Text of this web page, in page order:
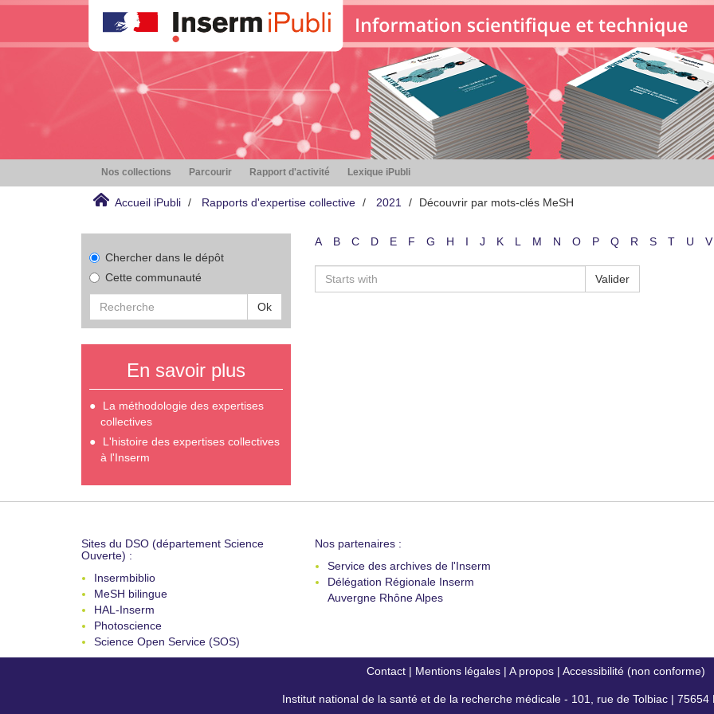
Nos collections Parcourir Rapport d'activité Lexique iPubli
Accueil iPubli Rapports d'expertise collective 2021 Découvrir par mots-clés MeSH
Chercher dans le dépôt
Cette communauté
Ok
En savoir plus
La méthodologie des expertises
collectives
L'histoire des expertises collectives
à l'Inserm
A B C D E F G H I J K L M N O P Q R S T U V
Valider
Sites du DSO (département Science
Ouverte) :
Insermbiblio
MeSH bilingue
HAL-Inserm
Photoscience
Science Open Service (SOS)
Nos partenaires :
Service des archives de l'Inserm
Délégation Régionale Inserm
Auvergne Rhône Alpes
Contact| Mentions légales| A propos| Accessibilité (non conforme)
Institut national de la santé et de la recherche médicale - 101, rue de Tolbiac | 75654